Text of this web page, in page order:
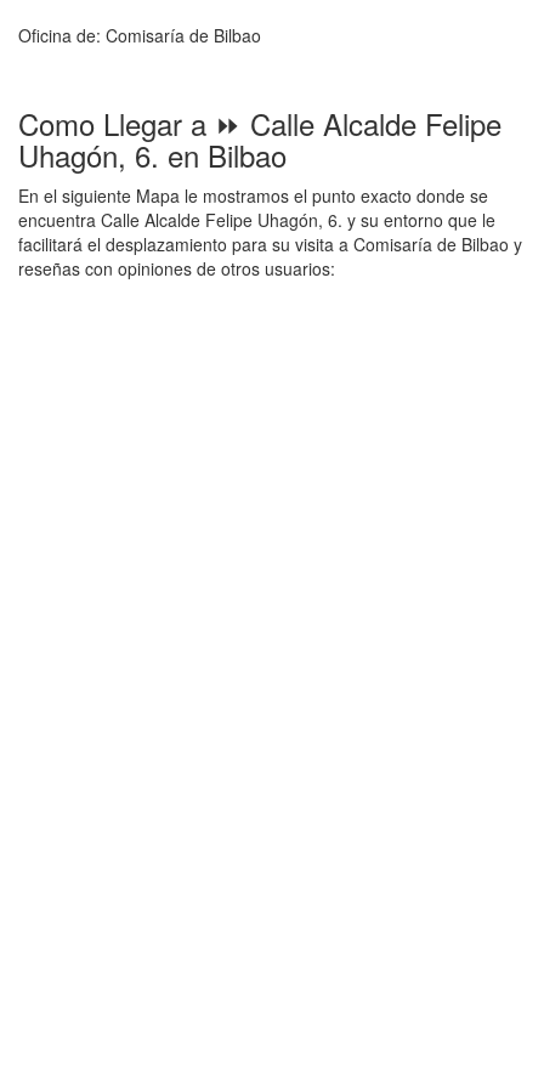
Oficina de: Comisaría de Bilbao
Como Llegar a ⏩ Calle Alcalde Felipe
Uhagón, 6. en Bilbao
En el siguiente Mapa le mostramos el punto exacto donde se
encuentra Calle Alcalde Felipe Uhagón, 6. y su entorno que le
facilitará el desplazamiento para su visita a Comisaría de Bilbao y
reseñas con opiniones de otros usuarios: